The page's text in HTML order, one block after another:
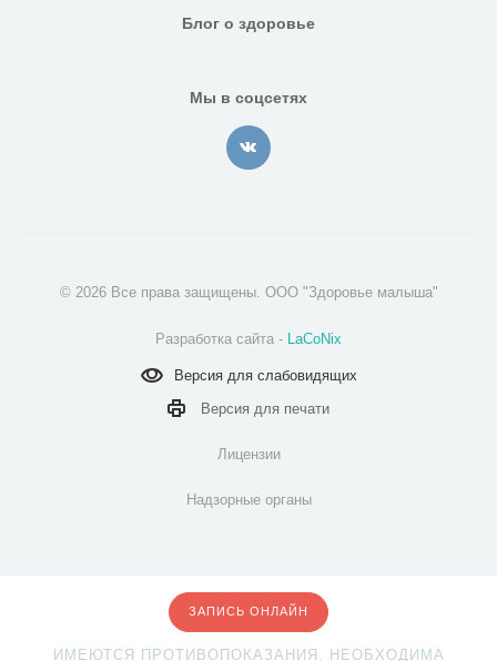
Блог о здоровье
Мы в соцсетях
© 2026 Все права защищены. ООО "Здоровье малыша"
Разработка сайта - LaCoNix
Версия дляслабовидящих
Версия для печати
Лицензии
Надзорные органы
ЗАПИСЬ ОНЛАЙН
ИМЕЮТСЯ ПРОТИВОПОКАЗАНИЯ. НЕОБХОДИМА